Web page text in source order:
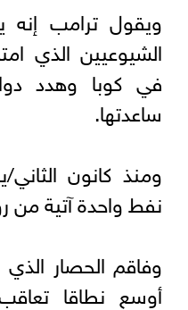
ويقول ترامب
الشيوعيين الذي
في كوبا وهدد
ساعدتها.
ومنذ كانون الثاني/
نفط واحدة آتية من
وفاقم الحصار
أوسع نطاقا